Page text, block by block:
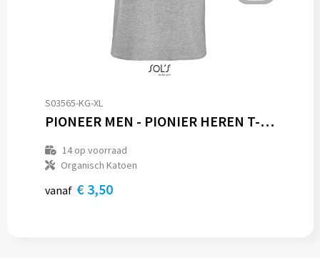
S03565-KG-XL
PIONEER MEN - PIONIER HEREN T-Shirt 175g
14op voorraad
Organisch Katoen
vanaf € 3,50